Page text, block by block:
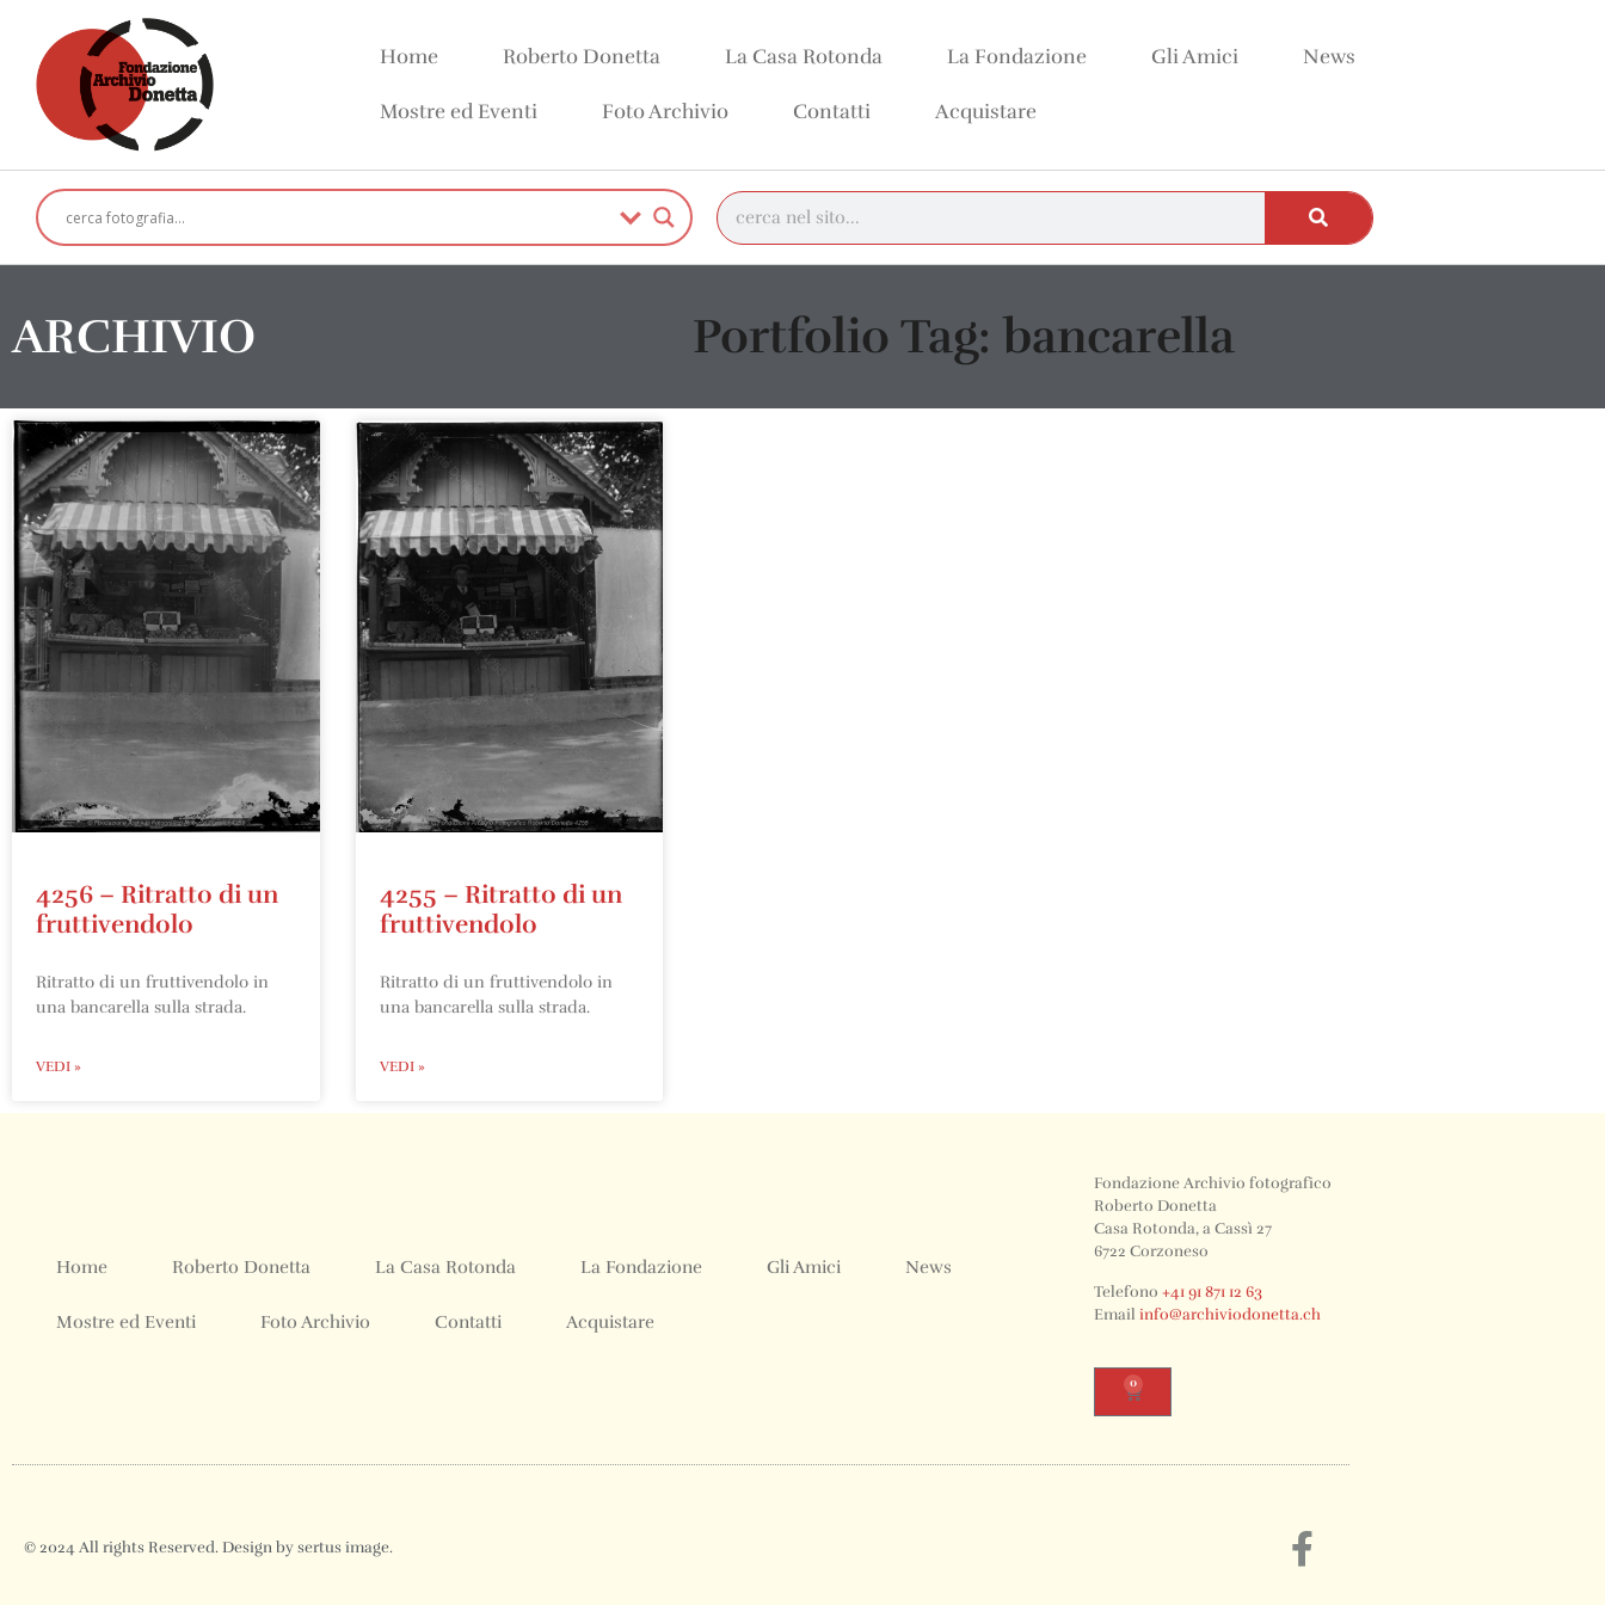
Home Roberto Donetta La Casa Rotonda La Fondazione Gli Amici News
Mostre ed Eventi Foto Archivio Contatti Acquistare
ARCHIVIO Portfolio Tag: bancarella
4256 – Ritratto di un
fruttivendolo
Ritratto di un fruttivendolo in
una bancarella sulla strada.
VEDI »
4255 – Ritratto di un
fruttivendolo
Ritratto di un fruttivendolo in
una bancarella sulla strada.
VEDI »
Home Roberto Donetta La Casa Rotonda La Fondazione Gli Amici News
Mostre ed Eventi Foto Archivio Contatti Acquistare
Fondazione Archivio fotografico
Roberto Donetta
Casa Rotonda, a Cassì 27
6722 Corzoneso
Telefono +41 91 871 12 63
Email info@archiviodonetta.ch
0
© 2024 All rights Reserved. Design by sertus image.